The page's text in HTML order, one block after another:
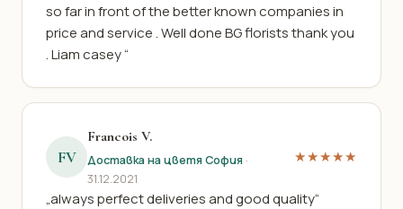
so far in front of the better known companies in
price and service . Well done BG florists thank you
. Liam casey “
FV
Francois V.
Доставка на цветя София ·
31.12.2021
★★★★★
„always perfect deliveries and good quality“